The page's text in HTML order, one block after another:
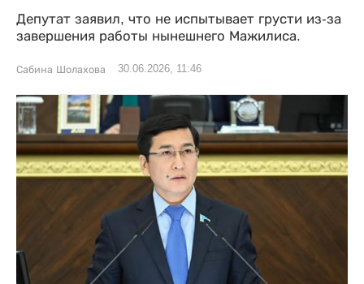
Депутат заявил, что не испытывает грусти из-за
завершения работы нынешнего Мажилиса.
Сабина Шолахова 30.06.2026, 11:46